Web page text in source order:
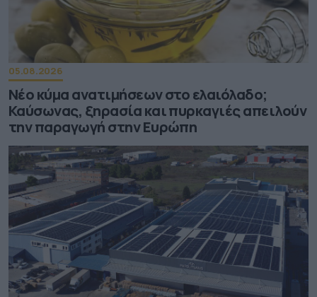
05.08.2026
Νέο κύμα ανατιμήσεων στο ελαιόλαδο;
Καύσωνας, ξηρασία και πυρκαγιές απειλούν
την παραγωγή στην Ευρώπη